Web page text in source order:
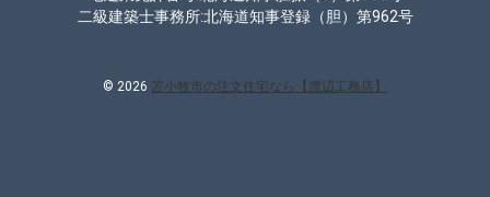
二級建築士事務所:北海道知事登録（胆）第962号
© 2026 苫小牧市の注文住宅なら【渡辺工務店】